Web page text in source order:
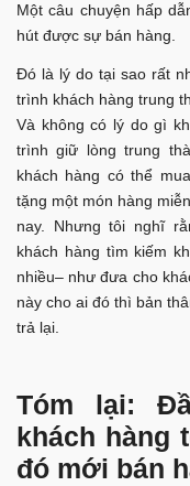
Một câu chuyện hấp
hút được sự bán hàng.
Đó là lý do tại sao rất
trình khách hàng trung
Và không có lý do gì
trình giữ lòng trung
khách hàng có thể
tặng một món hàng
nay. Nhưng tôi nghĩ
khách hàng tìm kiếm
nhiều– như đưa cho
này cho ai đó thì bản
trả lại.
Tóm lại:
khách hàng
đó mới bán